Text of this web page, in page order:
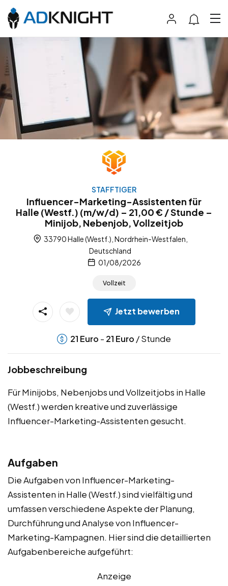
STAFFTIGER
Influencer-Marketing-Assistenten für
Halle (Westf.) (m/w/d) – 21,00 € / Stunde –
Minijob, Nebenjob, Vollzeitjob
33790 Halle (Westf.), Nordrhein-Westfalen,
Deutschland
01/08/2026
Vollzeit
Jetzt bewerben
21 Euro - 21 Euro / Stunde
Jobbeschreibung
Für Minijobs, Nebenjobs und Vollzeitjobs in Halle
(Westf.) werden kreative und zuverlässige
Influencer-Marketing-Assistenten gesucht.
Aufgaben
Die Aufgaben von Influencer-Marketing-
Assistenten in Halle (Westf.) sind vielfältig und
umfassen verschiedene Aspekte der Planung,
Durchführung und Analyse von Influencer-
Marketing-Kampagnen. Hier sind die detaillierten
Aufgabenbereiche aufgeführt:
Anzeige